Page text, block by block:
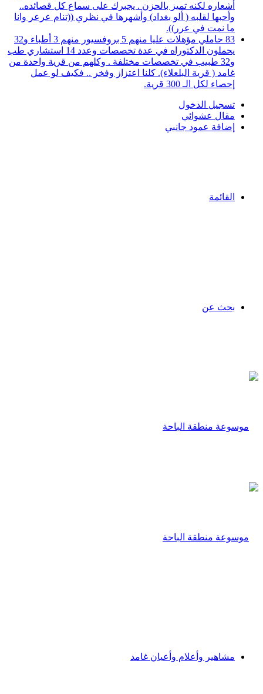
أشعاره لكنه تميز بالحزن . يجبرك على سماع كل قصائده..
وأحبها لقلبه ( ألو بغداد) وأشهرها في نظري ((تنام عرعر وانا
ما نمت في عرر)).
83 حاملي مؤهلات عليا منهم 5 بروفسيور منهم 3 أطباء و32
يحملون الدكتوراه في عدة تخصصات وعدد 14 استشاري طب
و32 طبيب في تخصصات مختلفة . وكلهم من قرية واحدة من
غامد ( قرية البلعلاء). كلنا اعتزاز وفخر .. فكيف لو عمل
إحصاء لكل الـ 300 قرية.
تسجيل الدخول
مقال عشوائي
إضافة عمود جانبي
القائمة
بحث عن
مشاهير وأعلام وأعيان غامد